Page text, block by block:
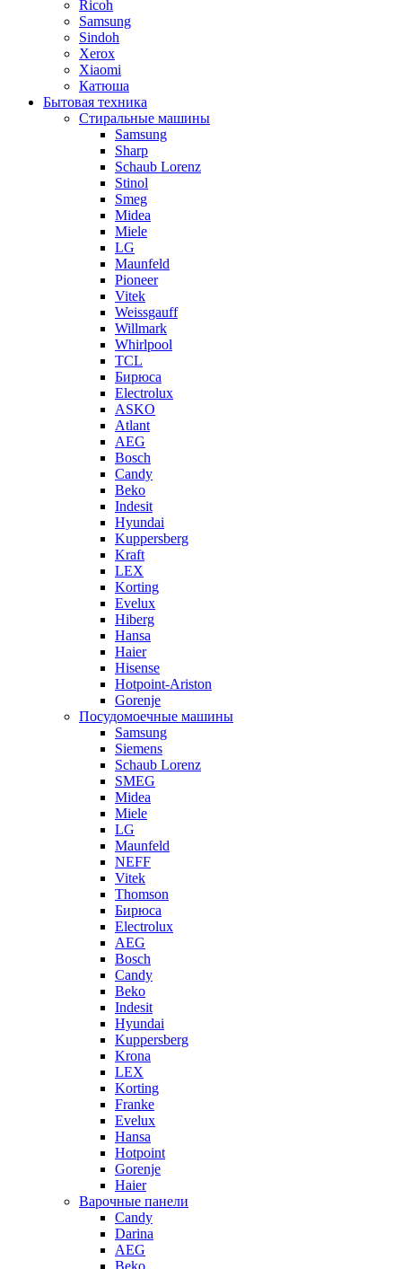
Ricoh
Samsung
Sindoh
Xerox
Xiaomi
Катюша
Бытовая техника
Стиральные машины
Samsung
Sharp
Schaub Lorenz
Stinol
Smeg
Midea
Miele
LG
Maunfeld
Pioneer
Vitek
Weissgauff
Willmark
Whirlpool
TCL
Бирюса
Electrolux
ASKO
Atlant
AEG
Bosch
Candy
Beko
Indesit
Hyundai
Kuppersberg
Kraft
LEX
Korting
Evelux
Hiberg
Hansa
Haier
Hisense
Hotpoint-Ariston
Gorenje
Посудомоечные машины
Samsung
Siemens
Schaub Lorenz
SMEG
Midea
Miele
LG
Maunfeld
NEFF
Vitek
Thomson
Бирюса
Electrolux
AEG
Bosch
Candy
Beko
Indesit
Hyundai
Kuppersberg
Krona
LEX
Korting
Franke
Evelux
Hansa
Hotpoint
Gorenje
Haier
Варочные панели
Candy
Darina
AEG